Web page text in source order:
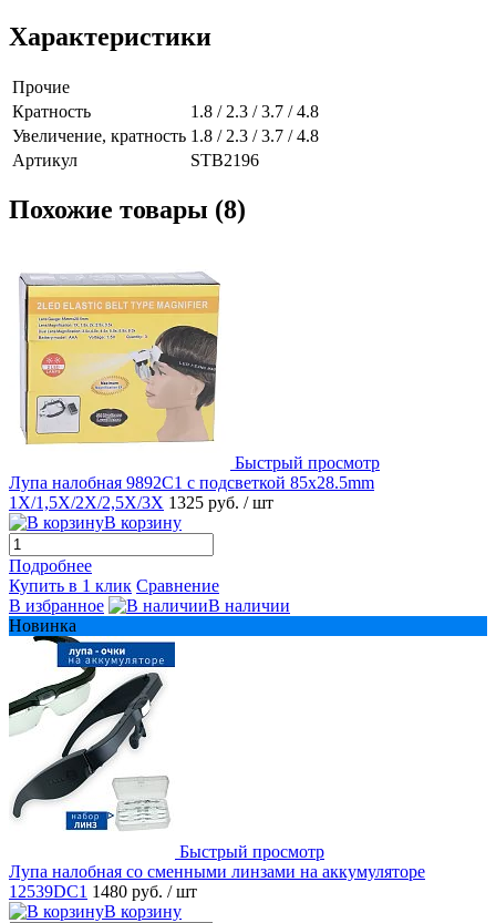
Характеристики
Прочие
Кратность
1.8 / 2.3 / 3.7 / 4.8
Увеличение, кратность 1.8 / 2.3 / 3.7 / 4.8
Артикул
STB2196
Похожие товары (8)
Быстрый просмотр
Лупа налобная 9892C1 с подсветкой 85x28.5mm
1X/1,5X/2X/2,5X/3X 1325 руб. / шт
В корзину
Подробнее
Купить в 1 клик Сравнение
В избранное
В наличии
Новинка
Быстрый просмотр
Лупа налобная со сменными линзами на аккумуляторе
12539DC1 1480 руб. / шт
В корзину